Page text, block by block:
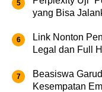
yang Bisa
Link Nonton
Legal dan Full
Beasiswa
Kesempatan